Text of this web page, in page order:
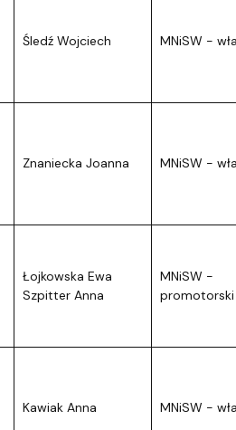
Śledź Wojciech MNiSW -
Znaniecka Joanna MNiSW -
Łojkowska Ewa
Szpitter Anna
MNiSW -
promotorski
Kawiak Anna MNiSW -